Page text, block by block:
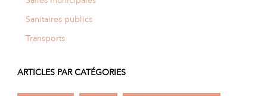
Sanitaires publics
Transports
ARTICLES PAR CATÉGORIES